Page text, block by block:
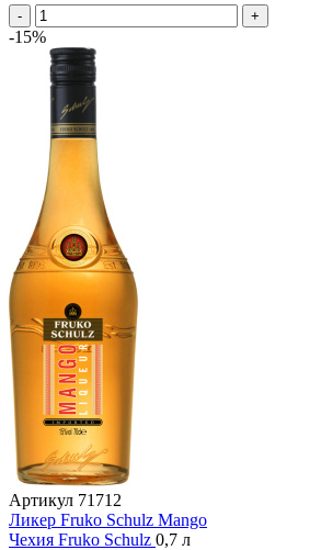
- +
-15%
Артикул 71712
Ликер Fruko Schulz Mango
Чехия Fruko Schulz 0,7 л